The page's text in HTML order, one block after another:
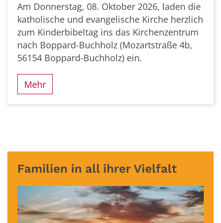
Am Donnerstag, 08. Oktober 2026, laden die
katholische und evangelische Kirche herzlich
zum Kinderbibeltag ins das Kirchenzentrum
nach Boppard-Buchholz (Mozartstraße 4b,
56154 Boppard-Buchholz) ein.
Mehr
Familien in all ihrer Vielfalt